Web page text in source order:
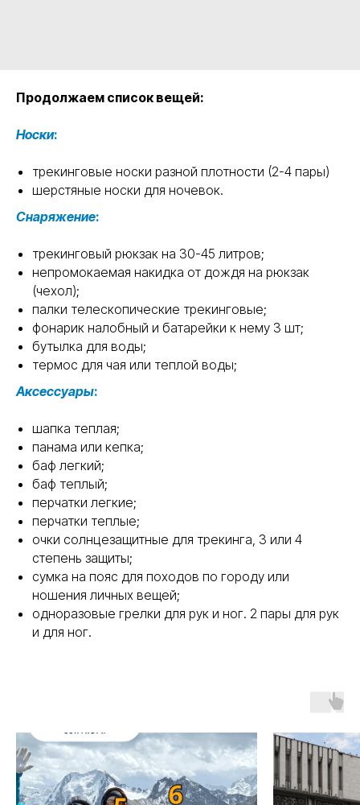
Продолжаем список вещей:
Носки:
трекинговые носки разной плотности (2-4 пары)
шерстяные носки для ночевок.
Снаряжение:
трекинговый рюкзак на 30-45 литров;
непромокаемая накидка от дождя на рюкзак
(чехол);
палки телескопические трекинговые;
фонарик налобный и батарейки к нему 3 шт;
бутылка для воды;
термос для чая или теплой воды;
Аксессуары:
шапка теплая;
панама или кепка;
баф легкий;
баф теплый;
перчатки легкие;
перчатки теплые;
очки солнцезащитные для трекинга, 3 или 4
степень защиты;
сумка на пояс для походов по городу или
ношения личных вещей;
одноразовые грелки для рук и ног. 2 пары для рук
и для ног.